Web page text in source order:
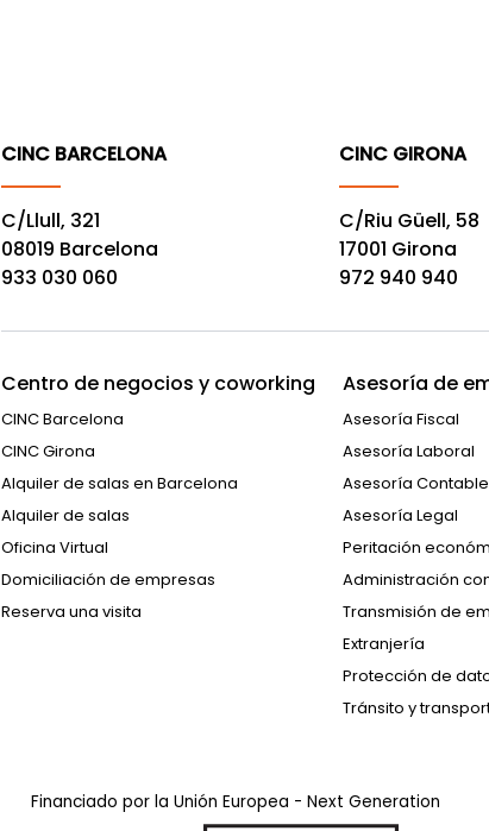
CINC BARCELONA
C/Llull, 321
08019 Barcelona
933 030 060
CINC GIRONA
C/Riu Güell, 58
17001 Girona
972 940 940
Centro de negocios y coworking
CINC Barcelona
CINC Girona
Alquiler de salas en Barcelona
Alquiler de salas
Oficina Virtual
Domiciliación de empresas
Reserva una visita
Asesoría de
Asesoría Fiscal
Asesoría Laboral
Asesoría Contable
Asesoría Legal
Peritación
Administración
Transmisión de
Extranjería
Protección de
Tránsito y
Financiado por la Unión Europea - Next Generation